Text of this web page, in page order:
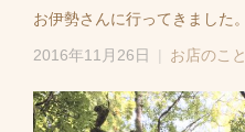
お伊勢さんに行ってきました。
2016年11月26日 お店のこと